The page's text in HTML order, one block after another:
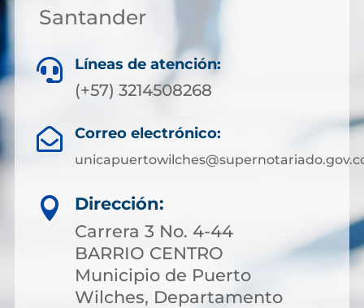
Santander
 Líneas de atención:
(+57) 3214508268
 Correo electrónico:

Dirección:
Carrera 3 No. 4-44
BARRIO CENTRO
Municipio de Puerto
Wilches, Departamento